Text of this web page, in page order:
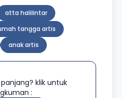
atta halilintar
tangga artis
anak artis
klik untuk
: